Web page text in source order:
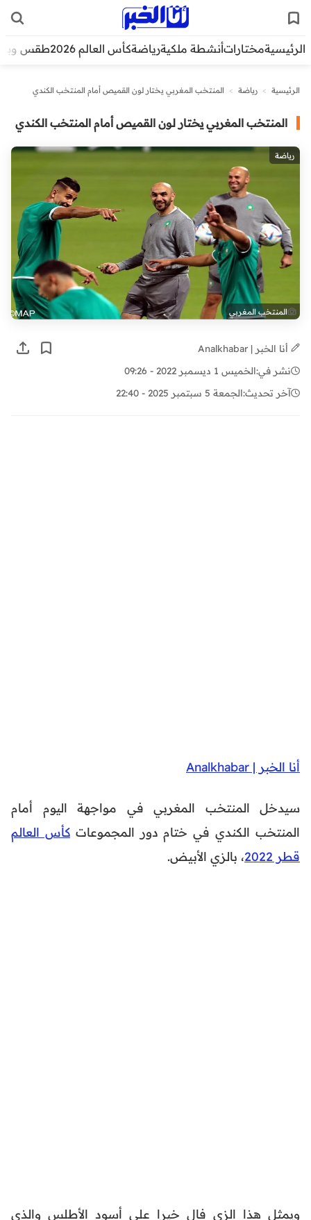
الرئيسيةمختاراتأنشطة ملكيةرياضةكأس العالم 2026 طقس
الرئيسية > رياضة > المنتخب المغربي يختار لون القميص أمام المنتخب الكندي
المنتخب المغربي يختار لون القميص أمام المنتخب الكندي
رياضة
المنتخب المغربي
أنا الخبر | Analkhabar
نشر في:الخميس 1 ديسمبر 2022 - 09:26
آخر تحديث:الجمعة 5 سبتمبر 2025 - 22:40
أنا الخبر | Analkhabar
سيدخل المنتخب المغربي في مواجهة اليوم أمام
المنتخب الكندي في ختام دور المجموعاتكأس العالم
قطر 2022
، بالزي الأبيض.
ويمثل هذا الزي فال خيرا على أسود الأطلس والذي